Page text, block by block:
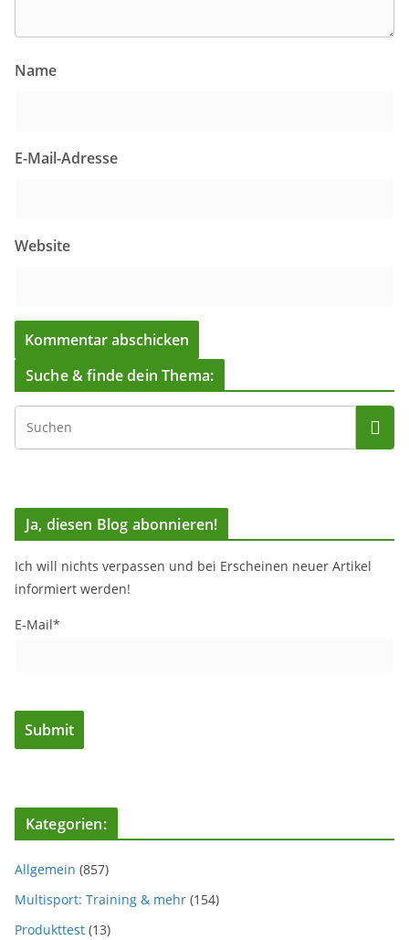
Name
E-Mail-Adresse
Website
Suche & finde dein Thema:
Ja, diesen Blog abonnieren!
Ich will nichts verpassen und bei Erscheinen neuer Artikel
informiert werden!
E-Mail*
Kategorien:
Allgemein (857)
Multisport: Training & mehr (154)
Produkttest (13)